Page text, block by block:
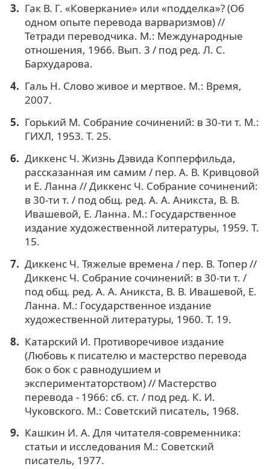
Гак В. Г. «Коверкание» или «подделка»? (Об
одном опыте перевода варваризмов) //
Тетради переводчика. М.: Международные
отношения, 1966. Вып. 3 / под ред. Л. С.
Бархударова.
Галь Н. Слово живое и мертвое. М.: Время,
2007.
Горький М. Собрание сочинений: в 30-ти т. М.:
ГИХЛ, 1953. Т. 25.
Диккенс Ч. Жизнь Дэвида Копперфильда,
рассказанная им самим / пер. А. В. Кривцовой
и Е. Ланна // Диккенс Ч. Собрание сочинений:
в 30-ти т. / под общ. ред. А. А. Аникста, В. В.
Ивашевой, Е. Ланна. М.: Государственное
издание художественной литературы, 1959. Т.
15.
Диккенс Ч. Тяжелые времена / пер. В. Топер //
Диккенс Ч. Собрание сочинений: в 30-ти т. /
под общ. ред. А. А. Аникста, В. В. Ивашевой, Е.
Ланна. М.: Государственное издание
художественной литературы, 1960. Т. 19.
Катарский И. Противоречивое издание
(Любовь к писателю и мастерство перевода
бок о бок с равнодушием и
экспериментаторством) // Мастерство
перевода - 1966: сб. ст. / под ред. К. И.
Чуковского. М.: Советский писатель, 1968.
Кашкин И. А. Для читателя-современника:
статьи и исследования М.: Советский
писатель, 1977.